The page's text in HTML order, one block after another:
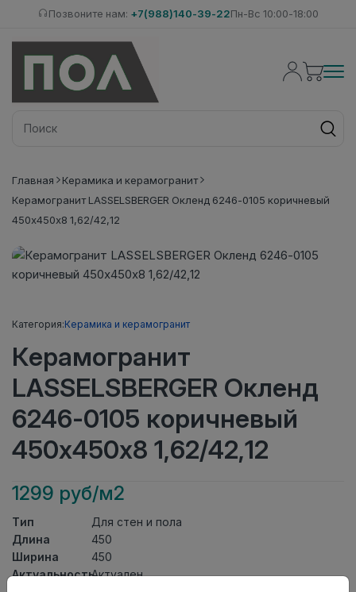
Позвоните нам: +7(988)140-39-22Пн-Вс 10:00-18:00
Главная
Керамика и керамогранит
Керамогранит LASSELSBERGER Окленд 6246-0105 коричневый
450х450х8 1,62/42,12
Категория:Керамика и керамогранит
Керамогранит
LASSELSBERGER Окленд
6246-0105 коричневый
450х450х8 1,62/42,12
1299 руб/м2
Тип
Для стен и пола
Длина
450
Ширина
450
АктуальностьАктуален